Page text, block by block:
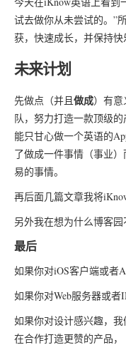
试去做你从未尝试的。”
获，快速成长，并保持快
未来计划
先做点（并且做成）有
队，努力打造一款顶级
能只甘心做一个英语的
了做成一件事情（事业
易的事情。
再后面几篇文章我将
另外我在想为什么博客园
最后
如果你对iOS客户端或者
如果你对Web服务器或者
如果你对设计感兴趣，
在合作打造更赞的产品，